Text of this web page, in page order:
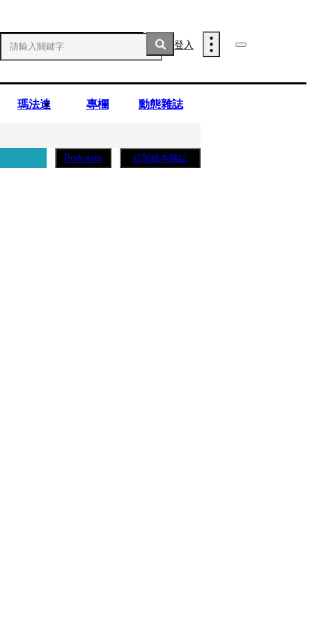
登入
瑪法達 專欄 動態雜誌
Podcasts 訂閱紙本雜誌